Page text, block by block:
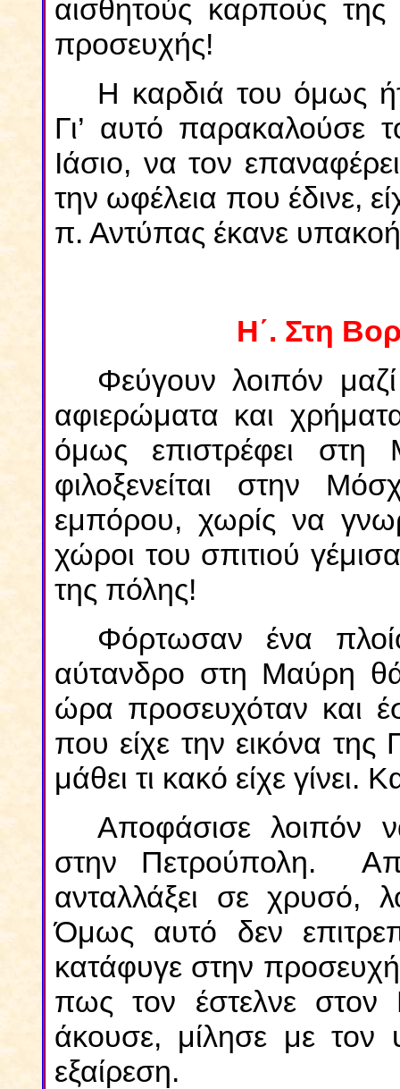
αισθητούς καρπούς της
προσευχής!
Η καρδιά του όμως
Γι’ αυτό
Ιάσιο, να τον
την ωφέλεια που έδινε,
π. Αντύπας έκανε
Η΄. Στη
Φεύγουν λοιπόν
αφιερώματα και
όμως επιστρέφει
φιλοξενείται στην
εμπόρου, χωρίς να
χώροι του σπιτιού
της πόλης!
Φόρτωσαν ένα
αύτανδρο στη Μαύρη
ώρα προσευχόταν και
που είχε την εικόνα
μάθει τι κακό είχε γίνει.
Αποφάσισε λοιπόν
στην Πετρούπολη.
ανταλλάξει σε χρυσό,
Όμως αυτό δεν
κατάφυγε στην
πως τον έστελνε στον
άκουσε, μίλησε με τον
εξαίρεση.